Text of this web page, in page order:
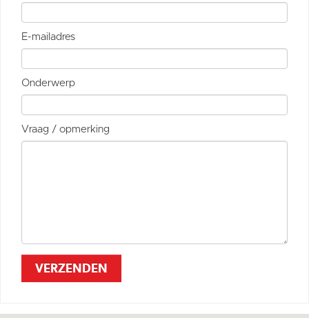
E-mailadres
Onderwerp
Vraag / opmerking
VERZENDEN